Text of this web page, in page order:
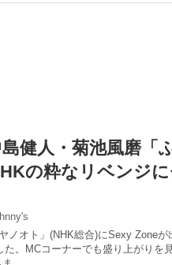
健人・菊池風磨「
の粋なリベンジ
ノオト」(NHK総合)にSexy Zoneが
た。MCコーナーでも盛り上がりを